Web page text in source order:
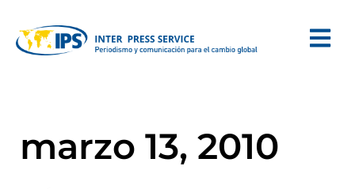
marzo 13, 2010